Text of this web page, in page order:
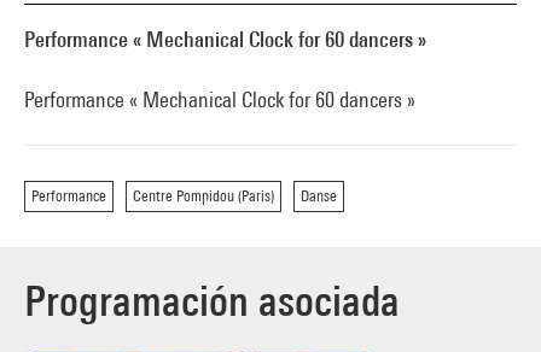
Performance « Mechanical Clock for 60 dancers »
Performance « Mechanical Clock for 60 dancers »
Performance Centre Pompidou (Paris) Danse
Programación asociada